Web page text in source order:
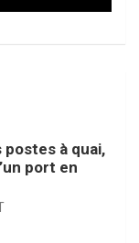
postes à quai,
port en